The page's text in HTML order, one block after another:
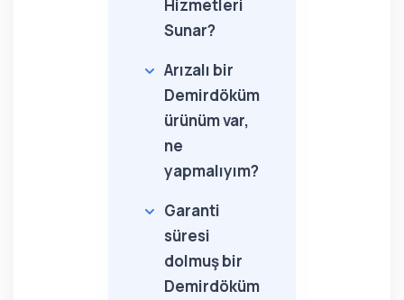
Hizmetleri
Sunar?
Arızalı bir
Demirdöküm
ürünüm var,
ne
yapmalıyım?
Garanti
süresi
dolmuş bir
Demirdöküm